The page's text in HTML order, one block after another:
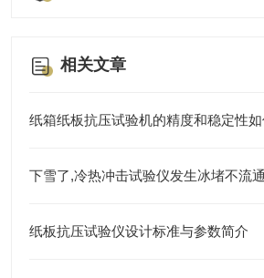
相关文章
纸箱纸板抗压试验机的精度和稳定性如
下雪了,冷热冲击试验仪发生冰堵不流
纸板抗压试验仪设计标准与参数简介